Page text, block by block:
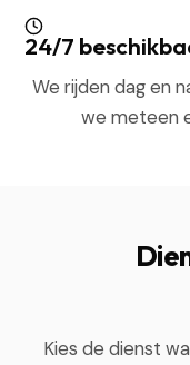
24/7
We rijden dag en
we meteen
Kies de dienst